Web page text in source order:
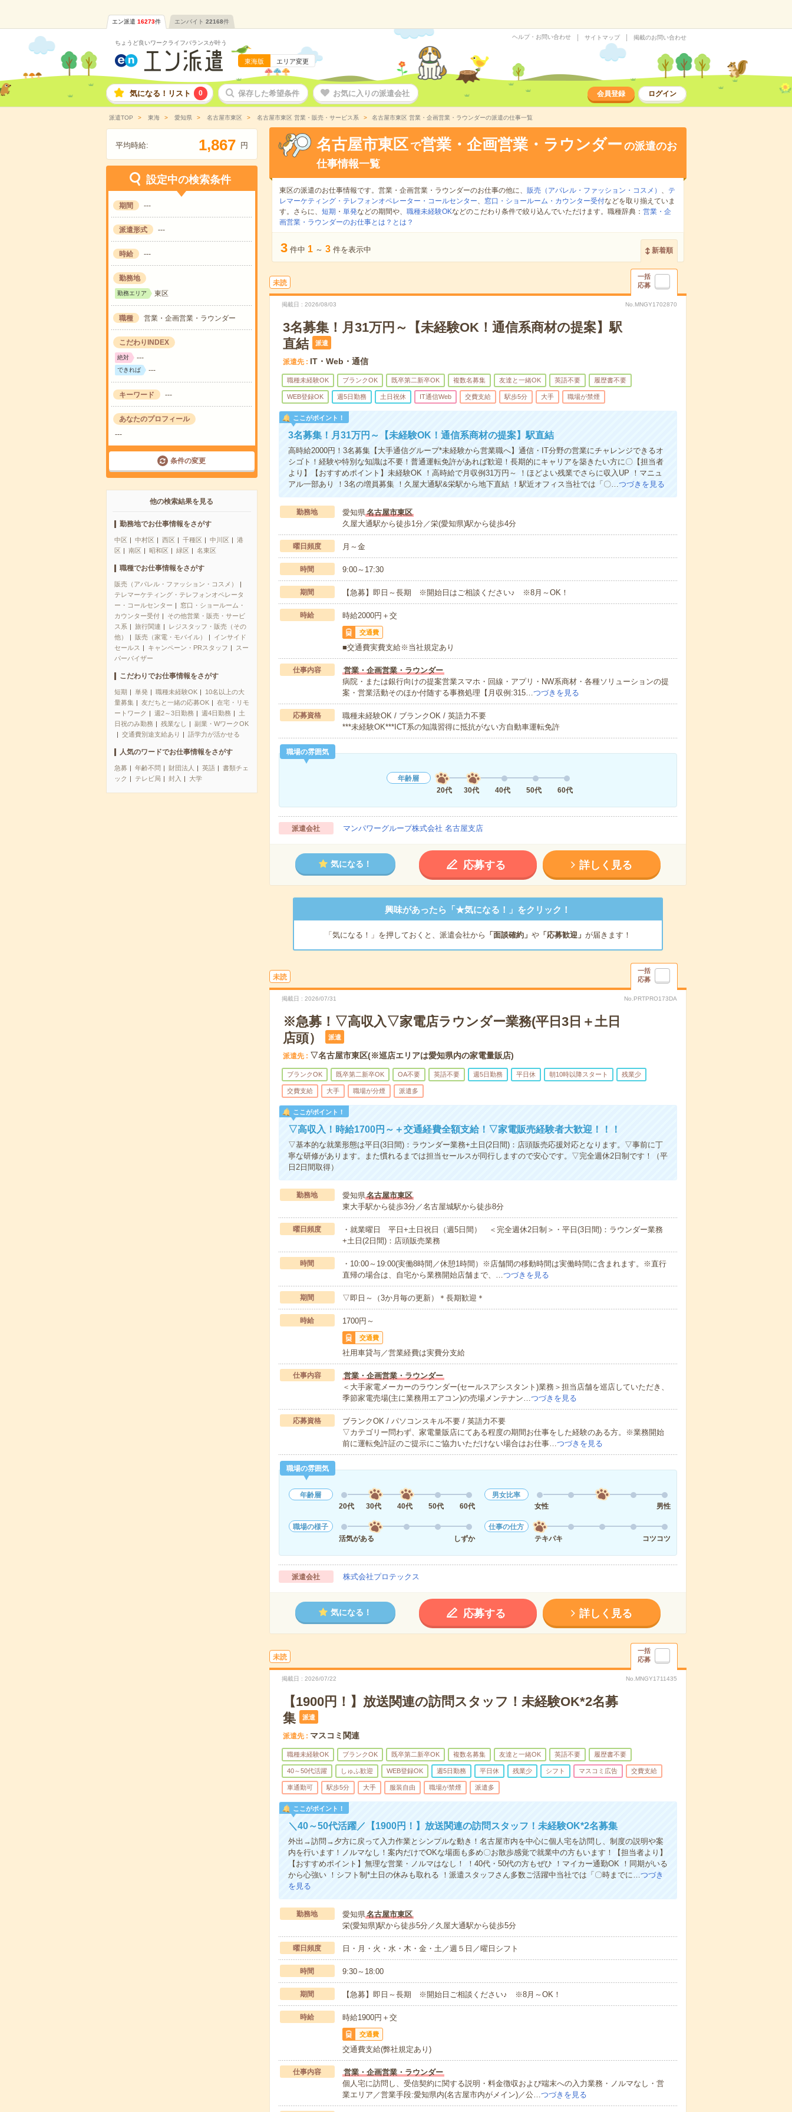
エン派遣 16273件 エンバイト 22168件
ちょうど良いワークライフバランスが叶う
東海版 エリア変更
ヘルプ・お問い合わせ サイトマップ 掲載のお問い合わせ
気になる！リスト 0 保存した希望条件 お気に入りの派遣会社 会員登録 ログイン
派遣TOP 東海 愛知県 名古屋市東区 名古屋市東区 営業・販売・サービス系 名古屋市東区 営業・企画営業・ラウンダーの派遣の仕事一覧
平均時給: 1,867 円
設定中の検索条件
期間 ---
派遣形式 ---
時給 ---
勤務地
勤務エリア 東区
職種 営業・企画営業・ラウンダー
こだわりINDEX
絶対 ---
できれば ---
キーワード ---
あなたのプロフィール
---
条件の変更
他の検索結果を見る
勤務地でお仕事情報をさがす
中区 中村区 西区 千種区 中川区
港
区
南区 昭和区 緑区 名東区
職種でお仕事情報をさがす
販売（アパレル・ファッション・コスメ）
テレマーケティング・テレフォンオペレータ
ー・コールセンター
窓口・ショールーム・
カウンター受付
その他営業・販売・サービ
ス系
旅行関連
レジスタッフ・販売（その
他）
販売（家電・モバイル）
インサイド
セールス
キャンペーン・PRスタッフ
スー
パーバイザー
こだわりでお仕事情報をさがす
短期 単発 職種未経験OK
10名以上の大
量募集
友だちと一緒の応募OK
在宅・リモ
ートワーク
週2～3日勤務 週4日勤務
土
日祝のみ勤務
残業なし
副業・WワークOK
交通費別途支給あり
語学力が活かせる
人気のワードでお仕事情報をさがす
急募 年齢不問 財団法人 英語
書類チェ
ック
テレビ局 封入 大学
名古屋市東区 で営業・企画営業・ラウンダー の派遣のお
仕事情報一覧
東区の派遣のお仕事情報です。営業・企画営業・ラウンダーのお仕事の他に、 販売（アパレル・ファッション・コスメ） 、
テ
レマーケティング・テレフォンオペレーター・コールセンター、 窓口・ショールーム・カウンター受付などを取り揃えていま
す。さらに、 短期 ・ 単発などの期間や、 職種未経験OKなどのこだわり条件で絞り込んでいただけます。職種辞典： 営業・企
画営業・ラウンダーのお仕事とは？とは？
3 件中 1 ～ 3 件を表示中 新着順
未読
一括
応募
掲載日 2026/08/03 No.MNGY1702870
3名募集！月31万円～【未経験OK！通信系商材の提案】駅
直結
派遣
派遣先 IT・Web・通信
職種未経験OK ブランクOK 既卒第二新卒OK 複数名募集 友達と一緒OK 英語不要 履歴書不要
WEB登録OK 週5日勤務 土日祝休 IT通信Web 交費支給 駅歩5分 大手 職場が禁煙
ここがポイント！
3名募集！月31万円～【未経験OK！通信系商材の提案】駅直結
高時給2000円！3名募集【大手通信グループ*未経験から営業職へ】通信・IT分野の営業にチャレンジできるオ
シゴト！経験や特別な知識は不要！普通運転免許があれば歓迎！長期的にキャリアを築きたい方に〇【担当者
より】【おすすめポイント】未経験OK ！高時給で月収例31万円～ ！ほどよい残業でさらに収入UP ！マニュ
アル一部あり ！3名の増員募集 ！久屋大通駅&栄駅から地下直結 ！駅近オフィス当社では「〇…つづきを見る
勤務地 愛知県名古屋市東区
久屋大通駅から徒歩1分／栄(愛知県)駅から徒歩4分
曜日頻度 月～金
時間 9:00～17:30
期間 【急募】即日～長期 ※開始日はご相談ください♪ ※8月～OK！
時給 時給2000円＋交
交通費
■交通費実費支給※当社規定あり
仕事内容
営業・企画営業・ラウンダー
病院・または銀行向けの提案営業スマホ・回線・アプリ・NW系商材・各種ソリューションの提
案・営業活動そのほか付随する事務処理【月収例:315…つづきを見る
応募資格
職種未経験OK / ブランクOK / 英語力不要
***未経験OK***ICT系の知識習得に抵抗がない方自動車運転免許
職場の雰囲気
年齢層
20代
30代 40代 50代 60代
派遣会社 マンパワーグループ株式会社 名古屋支店
気になる！ 応募する 詳しく見る
興味があったら「★気になる！」をクリック！
「気になる！」を押しておくと、派遣会社から 「面談確約」 や「応募歓迎」 が届きます！
未読
一括
応募
掲載日 2026/07/31 No.PRTPRO173DA
※急募！▽高収入▽家電店ラウンダー業務(平日3日＋土日
店頭）
派遣
派遣先 ▽名古屋市東区(※巡店エリアは愛知県内の家電量販店)
ブランクOK 既卒第二新卒OK OA不要 英語不要 週5日勤務 平日休 朝10時以降スタート 残業少
交費支給 大手 職場が分煙 派遣多
ここがポイント！
▽高収入！時給1700円～＋交通経費全額支給！▽家電販売経験者大歓迎！！！
▽基本的な就業形態は平日(3日間)：ラウンダー業務+土日(2日間)：店頭販売応援対応となります。▽事前に丁
寧な研修があります。また慣れるまでは担当セールスが同行しますので安心です。▽完全週休2日制です！（平
日2日間取得）
勤務地 愛知県名古屋市東区
東大手駅から徒歩3分／名古屋城駅から徒歩8分
曜日頻度
・就業曜日 平日+土日祝日（週5日間） ＜完全週休2日制＞・平日(3日間)：ラウンダー業務
+土日(2日間)：店頭販売業務
時間
・10:00～19:00(実働8時間／休憩1時間）※店舗間の移動時間は実働時間に含まれます。※直行
直帰の場合は、自宅から業務開始店舗まで、… つづきを見る
期間 ▽即日～（3か月毎の更新）＊長期歓迎＊
時給 1700円～
交通費
社用車貸与／営業経費は実費分支給
仕事内容
営業・企画営業・ラウンダー
＜大手家電メーカーのラウンダー(セールスアシスタント)業務＞担当店舗を巡店していただき、
季節家電売場(主に業務用エアコン)の売場メンテナン… つづきを見る
応募資格
ブランクOK / パソコンスキル不要 / 英語力不要
▽カテゴリー問わず、家電量販店にてある程度の期間お仕事をした経験のある方。※業務開始
前に運転免許証のご提示にご協力いただけない場合はお仕事… つづきを見る
職場の雰囲気
年齢層
20代
30代 40代 50代 60代
男女比率
女性
男性
職場の様子
活気がある
しずか
仕事の仕方
テキパキ
コツコツ
派遣会社 株式会社プロテックス
気になる！ 応募する 詳しく見る
未読
一括
応募
掲載日 2026/07/22 No.MNGY1711435
【1900円！】放送関連の訪問スタッフ！未経験OK*2名募
集
派遣
派遣先 マスコミ関連
職種未経験OK ブランクOK 既卒第二新卒OK 複数名募集 友達と一緒OK 英語不要 履歴書不要
40～50代活躍 しゅふ歓迎 WEB登録OK 週5日勤務 平日休 残業少 シフト マスコミ広告 交費支給
車通勤可 駅歩5分 大手 服装自由 職場が禁煙 派遣多
ここがポイント！
＼40～50代活躍／【1900円！】放送関連の訪問スタッフ！未経験OK*2名募集
外出→訪問→夕方に戻って入力作業とシンプルな動き！名古屋市内を中心に個人宅を訪問し、制度の説明や案
内を行います！ノルマなし！案内だけでOKな場面も多め〇お散歩感覚で就業中の方もいます！【担当者より】
【おすすめポイント】無理な営業・ノルマはなし！ ！40代・50代の方もぜひ ！マイカー通勤OK ！同期がいる
から心強い ！シフト制*土日の休みも取れる ！派遣スタッフさん多数ご活躍中当社では「〇時までに… つづき
を見る
勤務地 愛知県 名古屋市東区
栄(愛知県)駅から徒歩5分／久屋大通駅から徒歩5分
曜日頻度 日・月・火・水・木・金・土／週５日／曜日シフト
時間 9:30～18:00
期間 【急募】即日～長期 ※開始日ご相談ください♪ ※8月～OK！
時給 時給1900円＋交
交通費
交通費支給(弊社規定あり)
仕事内容
営業・企画営業・ラウンダー
個人宅に訪問し、受信契約に関する説明・料金徴収および端末への入力業務・ノルマなし・営
業エリア／営業手段:愛知県内(名古屋市内がメイン)／公… つづきを見る